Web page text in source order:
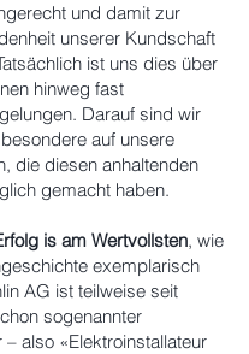
und damit zur
unserer Kundschaft
ist uns dies über
hinweg fast
Darauf sind wir
auf unsere
die diesen anhaltenden
gemacht haben.
is am Wertvollsten, wie
exemplarisch
AG ist teilweise seit
sogenannter
also «Elektroinstallateur